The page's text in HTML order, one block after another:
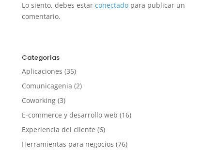
Lo siento, debes estar conectadopara publicar un
comentario.
Categorías
Aplicaciones (35)
Comunicagenia (2)
Coworking(3)
E-commerce y desarrollo web (16)
Experiencia del cliente (6)
Herramientas para negocios (76)